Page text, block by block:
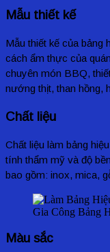
Mẫu thiết kế
Mẫu thiết kế của bảng
cách ẩm thực của
chuyên món BBQ,
nướng thịt, than hồng,
Chất liệu
Chất liệu làm bảng
tính thẩm mỹ và độ
bao gồm: inox, mica,
Gia Công Bảng
Màu sắc